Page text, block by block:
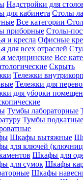
Надстройки для
для кабинета Столы
Все категории
приборные Столы-
и кресла Офисные
для всех отраслей
медицинские Все
Скрыть
Тележки
Тележки для
для уборки
Тумбы лабораторные
Тумбы подкатные
Шкафы вытяжные
для ключей
Шкафы для
для сумок Шкафы
Шкафы